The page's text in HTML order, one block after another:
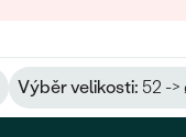
Výběr velikosti: 52 ->